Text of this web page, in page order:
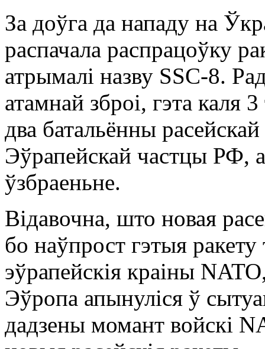
За доўга да нападу на
распачала распрацоўку
атрымалі назву SSC-8.
атамнай зброі, гэта каля
два батальённы
Эўрапейскай частцы РФ,
ўзбраеньне.
Відавочна, што новая
бо наўпрост гэтыя
эўрапейскія краіны
Эўропа апынуліся ў
дадзены момант войскі